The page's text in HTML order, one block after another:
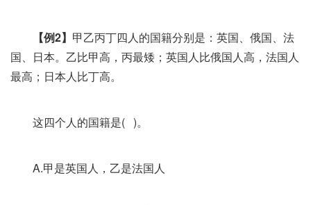
【例2】 甲乙丙丁四人的国籍分别是：英国、俄国、法
国、日本。乙比甲高，丙最矮；英国人比俄国人高，法国人
最高；日本人比丁高。
这四个人的国籍是( )。
A.甲是英国人，乙是法国人